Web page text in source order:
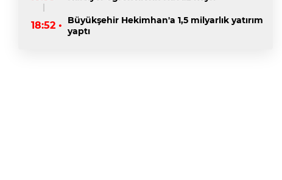
18:52 •
Büyükşehir Hekimhan'a 1,5 milyarlık yatırım
yaptı